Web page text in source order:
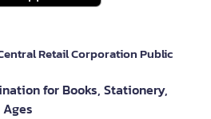
Retail Corporation Public
for Books, Stationery,